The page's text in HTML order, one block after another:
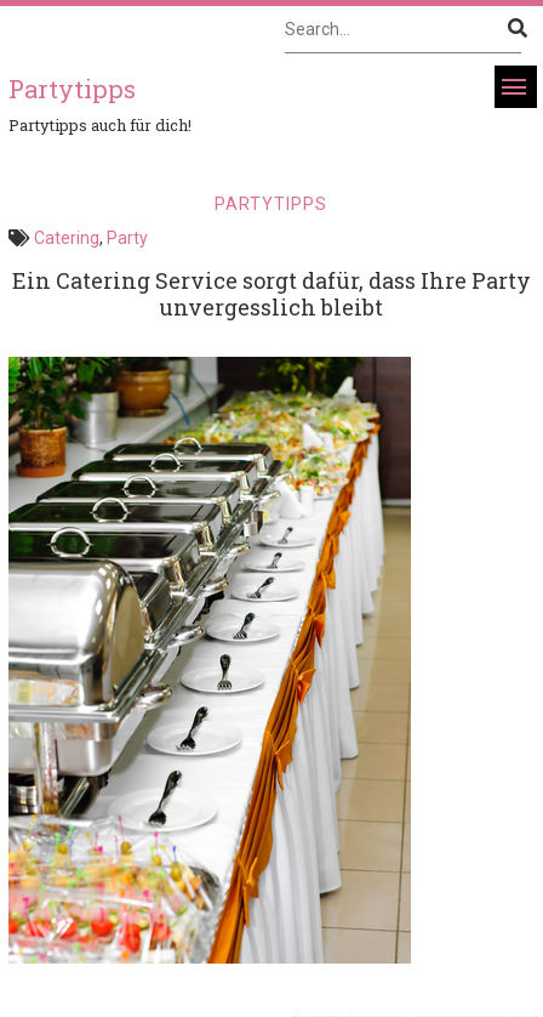
Partytipps
Partytipps auch für dich!
PARTYTIPPS
Catering, Party
Ein Catering Service sorgt dafür, dass Ihre Party
unvergesslich bleibt